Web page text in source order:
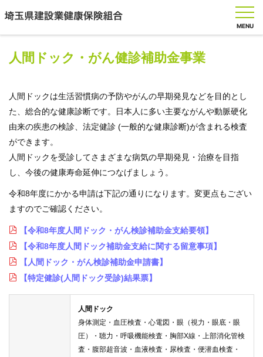
MENU
健
保
の
し
く
み
保
の
給
付
保
健
事
業
人間ドック・がん健診補助金事業
人間ドックは生活習慣病の予防やがんの早期発見などを目的とし
た、総合的な健康診断です。日本人に多い主要ながんや動脈硬化
由来の疾患の検診、法定健診 (一般的な健康診断)が含まれる検査
ができます。
人間ドックを受診してさまざまな病気の早期発見・治療を目指
し、今後の健康寿命延伸につなげましょう。
令和8年度にかかる申請は下記の通りになります。変更点もござい
ますのでご確認ください。
【令和8年度人間ドック・がん検診補助金支給要領】
【令和8年度人間ドック補助金支給に関する留意事項】
【人間ドック・がん検診補助金申請書】
【特定健診(人間ドック受診)結果票】
人間ドック
身体測定・血圧検査・心電図・眼（視力・眼底・眼
圧）・聴力・呼吸機能検査・胸部X線・上部消化管検
査・腹部超音波・血液検査・尿検査・便潜血検査・